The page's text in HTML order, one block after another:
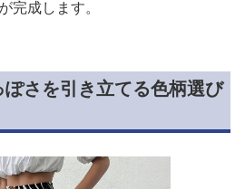
完成します。
さを引き立てる色柄選び